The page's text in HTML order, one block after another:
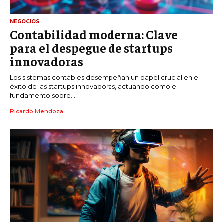
NEGOCIOS
Contabilidad moderna: Clave
para el despegue de startups
innovadoras
Los sistemas contables desempeñan un papel crucial en el
éxito de las startups innovadoras, actuando como el
fundamento sobre...
Ricardo Mendoza